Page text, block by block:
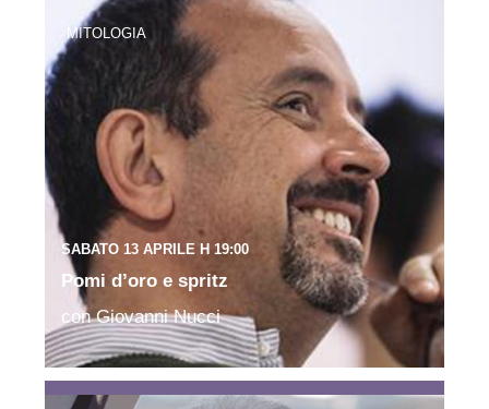
MITOLOGIA
SABATO 13 APRILE H 19:00
Pomi d’oro e spritz
con Giovanni Nucci